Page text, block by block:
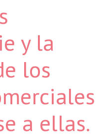
y la
los
a ellas.